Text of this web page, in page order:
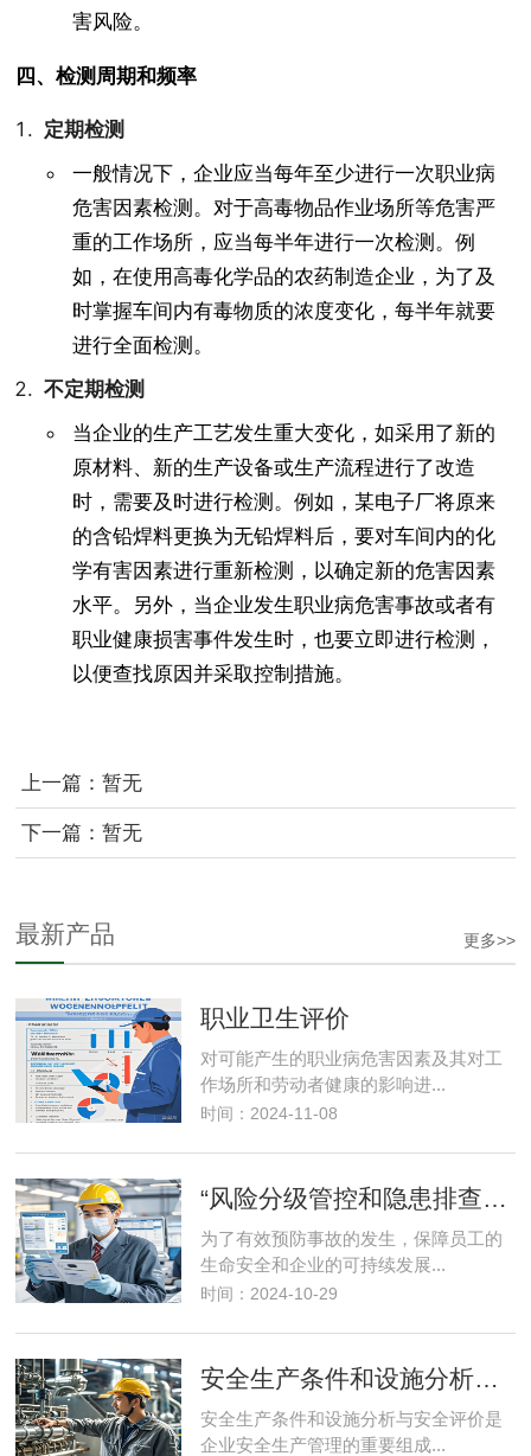
害风险。
四、检测周期和频率
定期检测
一般情况下，企业应当每年至少进行一次职业病
危害因素检测。对于高毒物品作业场所等危害严
重的工作场所，应当每半年进行一次检测。例
如，在使用高毒化学品的农药制造企业，为了及
时掌握车间内有毒物质的浓度变化，每半年就要
进行全面检测。
不定期检测
当企业的生产工艺发生重大变化，如采用了新的
原材料、新的生产设备或生产流程进行了改造
时，需要及时进行检测。例如，某电子厂将原来
的含铅焊料更换为无铅焊料后，要对车间内的化
学有害因素进行重新检测，以确定新的危害因素
水平。另外，当企业发生职业病危害事故或者有
职业健康损害事件发生时，也要立即进行检测，
以便查找原因并采取控制措施。
上一篇：暂无
下一篇：暂无
更多>>
最新产品
职业卫生评价
对可能产生的职业病危害因素及其对工
作场所和劳动者健康的影响进...
时间：2024-11-08
“风险分级管控和隐患排查”双体系建设及运
为了有效预防事故的发生，保障员工的
生命安全和企业的可持续发展...
时间：2024-10-29
安全生产条件和设施分析、安全评价
安全生产条件和设施分析与安全评价是
企业安全生产管理的重要组成...